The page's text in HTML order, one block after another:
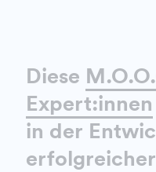
Diese
Expert:innen
in der